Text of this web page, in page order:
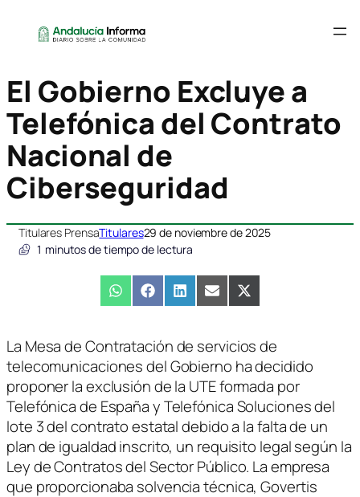
El Gobierno Excluye a
Telefónica del Contrato
Nacional de
Ciberseguridad
Titulares PrensaTitulares29 de noviembre de 2025
1 minutos de tiempo de lectura
Compartir
en
WhatsAppCompartir
en
FacebookCompartir
en
LinkedInCompartir
en
EmailCompartir
en
X
(Twitter)
La Mesa de Contratación de servicios de
telecomunicaciones del Gobierno ha decidido
proponer la exclusión de la UTE formada por
Telefónica de España y Telefónica Soluciones del
lote 3 del contrato estatal debido a la falta de un
plan de igualdad inscrito, un requisito legal según la
Ley de Contratos del Sector Público. La empresa
que proporcionaba solvencia técnica, Govertis